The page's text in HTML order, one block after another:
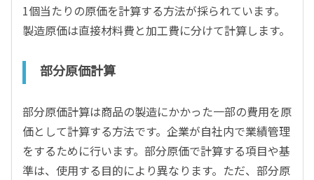
1個当たりの原価を計算する方法が採られています。
製造原価は直接材料費と加工費に分けて計算します。
部分原価計算
部分原価計算は商品の製造にかかった一部の費用を原
価として計算する方法です。企業が自社内で業績管理
をするために行います。部分原価で計算する項目や基
準は、使用する目的により異なります。ただ、部分原